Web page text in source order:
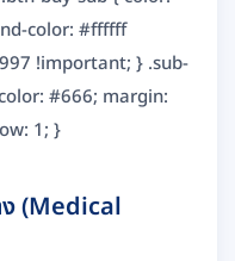
color: #ffffff
!important; } .sub-
#666; margin:
1; }
ง (Medical